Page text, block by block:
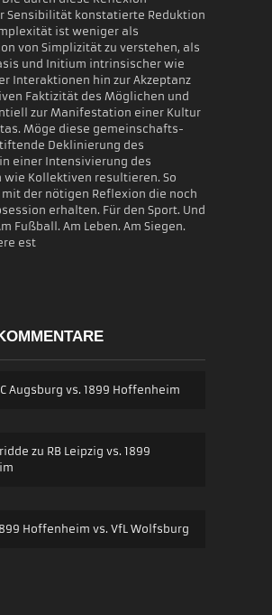
Sensibilität konstatierte Reduktion
ist weniger als
von Simplizität zu verstehen, als
und Initium intrinsischer wie
Interaktionen hin zur Akzeptanz
Faktizität des Möglichen und
zur Manifestation einer Kultur
Möge diese gemeinschafts-
Deklinierung des
einer Intensivierung des
wie Kollektiven resultieren. So
der nötigen Reflexion die noch
erhalten. Für den Sport. Und
Fußball. Am Leben. Am Siegen.
est
Augsburg vs. 1899 Hoffenheim
zu RB Leipzig vs. 1899
Hoffenheim vs. VfL Wolfsburg